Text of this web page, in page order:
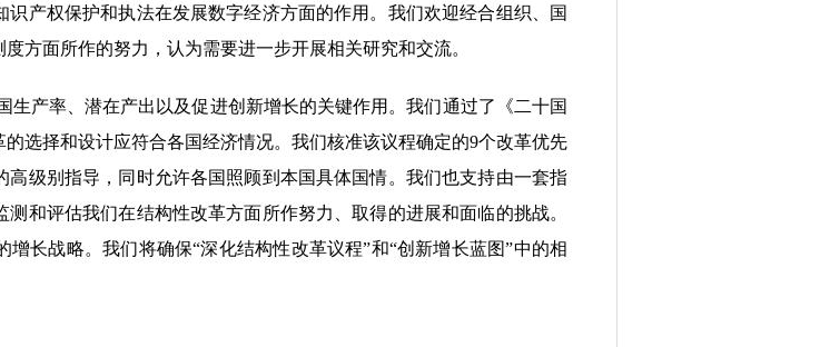
产权保护和执法在发展数字经济方面的作用。我们欢迎经合组织、国
方面所作的努力，认为需要进一步开展相关研究和交流。
产率、潜在产出以及促进创新增长的关键作用。我们通过了《二十国
选择和设计应符合各国经济情况。我们核准该议程确定的9个改革优先
级别指导，同时允许各国照顾到本国具体国情。我们也支持由一套指
和评估我们在结构性改革方面所作努力、取得的进展和面临的挑战。
长战略。我们将确保“深化结构性改革议程”和“创新增长蓝图”中的相